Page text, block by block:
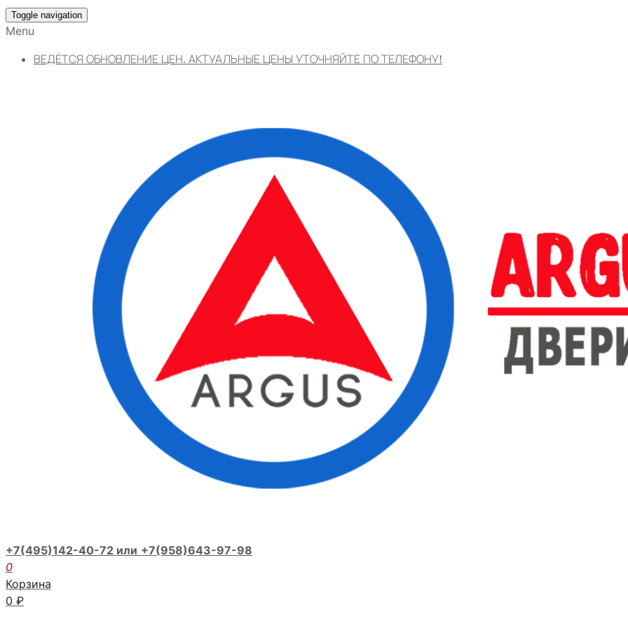
Toggle navigation
Menu
ВЕДЁТСЯ ОБНОВЛЕНИЕ ЦЕН. АКТУАЛЬНЫЕ ЦЕНЫ УТОЧНЯЙТЕ ПО ТЕЛЕФОНУ!
+7(495)142-40-72 или +7(958)643-97-98
0
Корзина
0 ₽